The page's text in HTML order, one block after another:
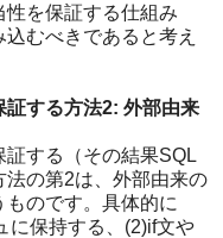
を保証する仕組み
むべきであると考え
する方法2: 外部由来
する（その結果SQL
の第2は、外部由来の
のです。具体的に
に保持する、(2)if文や